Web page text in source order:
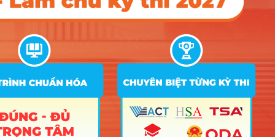
Xem chi
tiết
1 ngành
Trường Đại Học Trà Vinh 1 ngành
tiết
Trường Đại Học Nguyễn Trãi 1 ngành
Xem chi
tiết